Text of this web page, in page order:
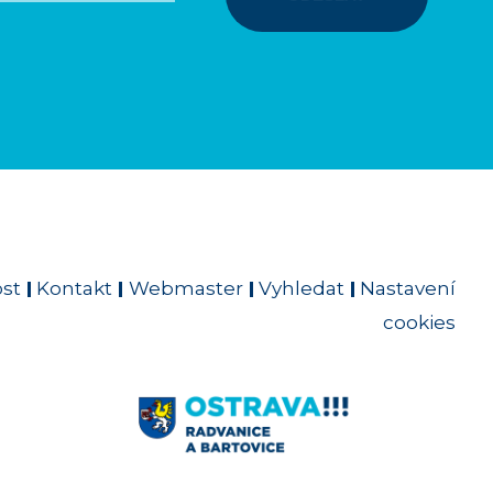
Kontakt Webmaster Vyhledat
Nastavení
cookies